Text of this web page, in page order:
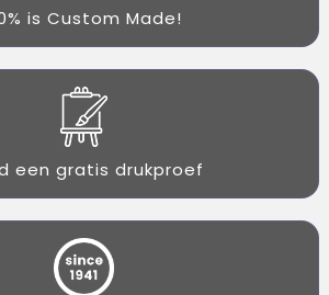
is Custom Made!
een gratis drukproef